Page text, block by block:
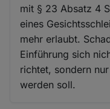
mit § 23 Absatz 4
eines
mehr erlaubt.
Einführung sich
richtet, sondern
werden soll.